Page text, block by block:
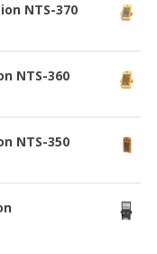
NTS-370
NTS-360
NTS-350